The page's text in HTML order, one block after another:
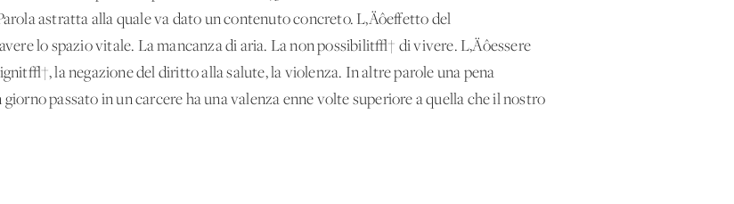
astratta alla quale va dato un contenuto concreto. L‚Äôeffetto del
lo spazio vitale. La mancanza di aria. La non possibilit√† di vivere. L‚Äôessere
la negazione del diritto alla salute, la violenza. In altre parole una pena
passato in un carcere ha una valenza enne volte superiore a quella che il nostro